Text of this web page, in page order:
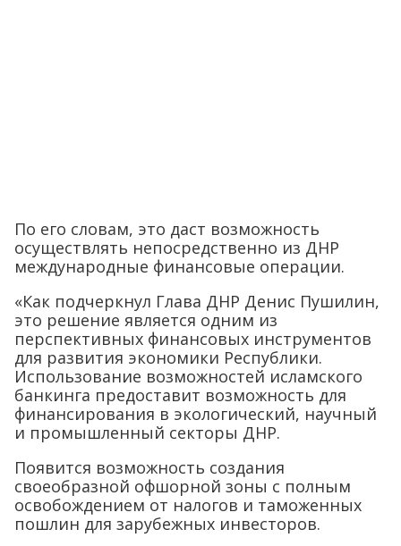
По его словам, это даст возможность
осуществлять непосредственно из ДНР
международные финансовые операции.
«Как подчеркнул Глава ДНР Денис Пушилин,
это решение является одним из
перспективных финансовых инструментов
для развития экономики Республики.
Использование возможностей исламского
банкинга предоставит возможность для
финансирования в экологический, научный
и промышленный секторы ДНР.
Появится возможность создания
своеобразной офшорной зоны с полным
освобождением от налогов и таможенных
пошлин для зарубежных инвесторов.